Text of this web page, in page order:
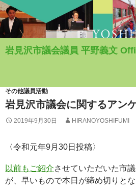
岩見沢市議会議員 平野義文
ン
ツ
へ
移
その他議員活動
岩見沢市議会に関するアン
2019年9月30日 HIRANOYOSHIFUMI
〈令和元年9月30日投稿〉
以前もご紹介させていただいた市
が、早いもので本日が締め切りとな